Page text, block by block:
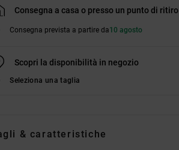
Consegna a casa o presso un punto di ritiro
Consegna prevista a partire da10 agosto
Scopri la disponibilità in negozio
Seleziona una taglia
& caratteristiche